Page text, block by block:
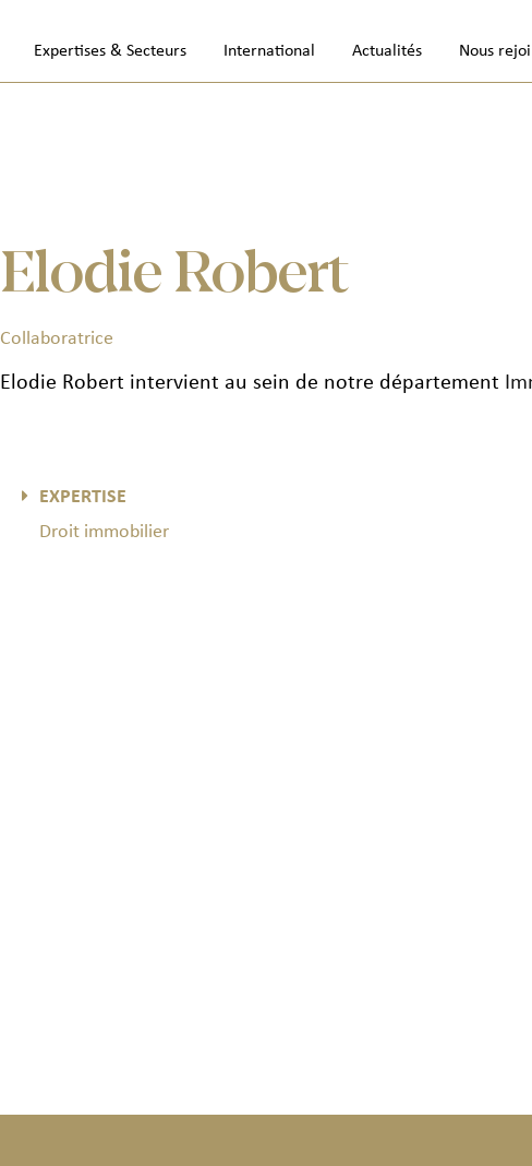
Expertises & Secteurs International Actualités Nous
Elodie Robert
Collaboratrice
Elodie Robert intervient au sein de notre département
EXPERTISE
Droit immobilier